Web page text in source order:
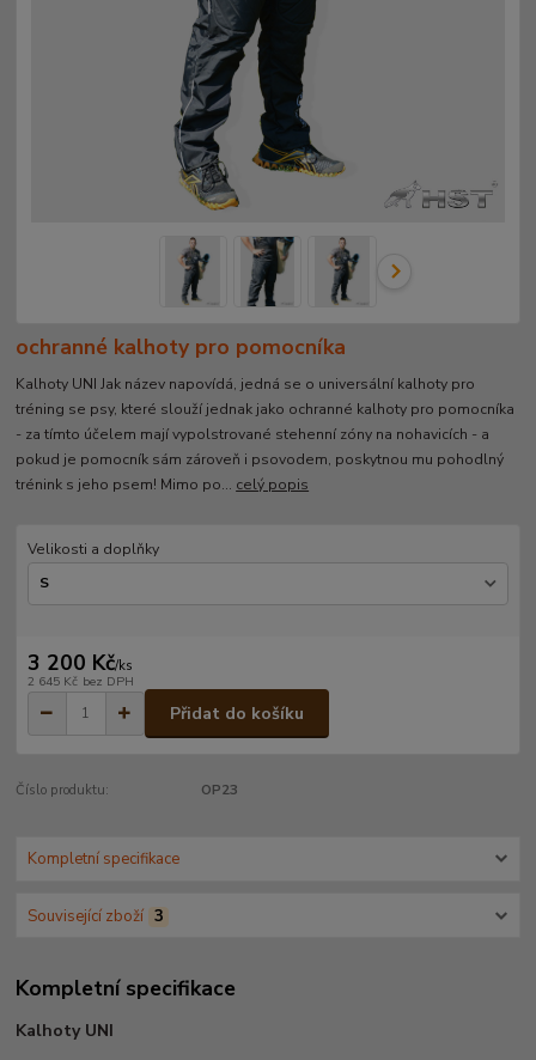
ochranné kalhoty pro pomocníka
Kalhoty UNI Jak název napovídá, jedná se o universální kalhoty pro
tréning se psy, které slouží jednak jako ochranné kalhoty pro pomocníka
- za tímto účelem mají vypolstrované stehenní zóny na nohavicích - a
pokud je pomocník sám zároveň i psovodem, poskytnou mu pohodlný
trénink s jeho psem! Mimo po... celý popis
Velikosti a doplňky
3 200 Kč/ks
2 645 Kč bez DPH
Přidat do košíku
Číslo produktu: OP23
Kompletní specifikace
Související zboží 3
Kompletní specifikace
Kalhoty UNI